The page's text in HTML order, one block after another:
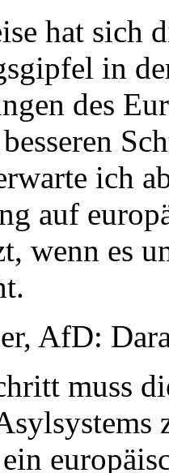
hat sich
in
des
ich
auf
wenn es
AfD:
muss